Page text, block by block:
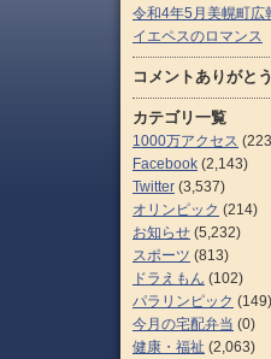
令和4年5月美幌町広
イエペスのロマンス
コメントありがとう
カテゴリ一覧
1000万アクセス
Facebook (2,143)
Twitter (3,537)
オリンピック (214)
お知らせ (5,232)
スポーツ (813)
ドラえもん (102)
パラリンピック (149)
今月の宅配弁当 (0)
健康・福祉 (2,063)